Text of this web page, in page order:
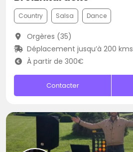
Country Salsa Dance
Orgères (35)
Déplacement jusqu’à 200 kms
À partir de 300€
Contacter